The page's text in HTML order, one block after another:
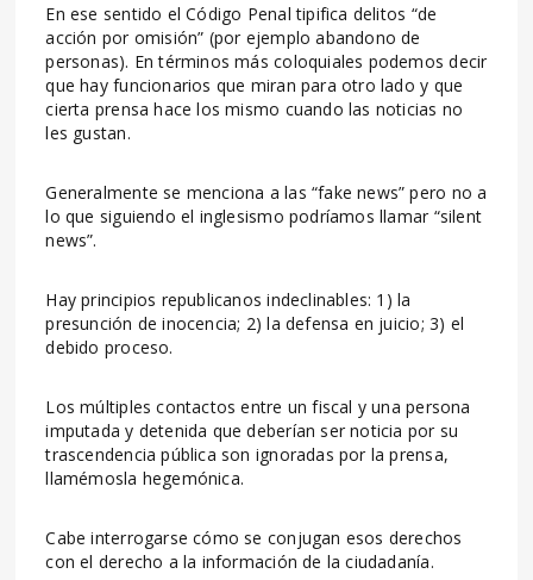
En ese sentido el Código Penal tipifica delitos “de
acción por omisión” (por ejemplo abandono de
personas). En términos más coloquiales podemos decir
que hay funcionarios que miran para otro lado y que
cierta prensa hace los mismo cuando las noticias no
les gustan.
Generalmente se menciona a las “fake news” pero no a
lo que siguiendo el inglesismo podríamos llamar “silent
news”.
Hay principios republicanos indeclinables: 1) la
presunción de inocencia; 2) la defensa en juicio; 3) el
debido proceso.
Los múltiples contactos entre un fiscal y una persona
imputada y detenida que deberían ser noticia por su
trascendencia pública son ignoradas por la prensa,
llamémosla hegemónica.
Cabe interrogarse cómo se conjugan esos derechos
con el derecho a la información de la ciudadanía.